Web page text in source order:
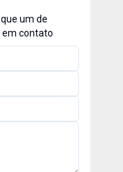
um de
em contato